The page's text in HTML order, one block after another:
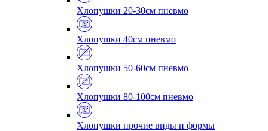
Хлопушки 20-30см пневмо
Хлопушки 40см пневмо
Хлопушки 50-60см пневмо
Хлопушки 80-100см пневмо
Хлопушки прочие виды и формы